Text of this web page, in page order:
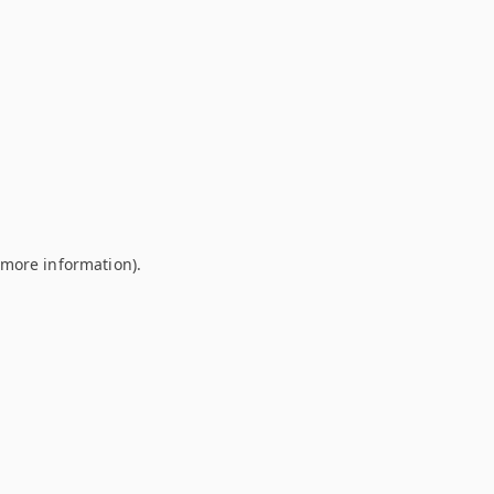
information).